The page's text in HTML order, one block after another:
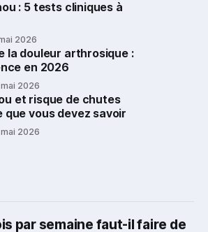
: 5 tests cliniques à
2026
la douleur arthrosique :
en 2026
2026
et risque de chutes
que vous devez savoir
2026
par semaine faut-il faire de